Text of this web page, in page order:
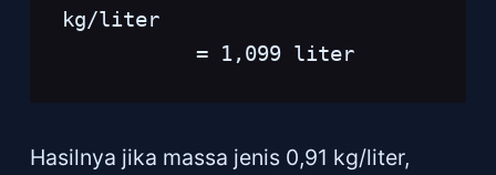
kg/liter
Hasilnya jika massa jenis 0,91 kg/liter,